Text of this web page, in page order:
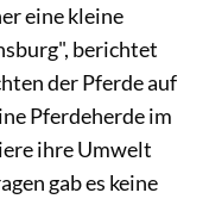
eine kleine
berichtet
der Pferde auf
Pferdeherde im
ihre Umwelt
gab es keine